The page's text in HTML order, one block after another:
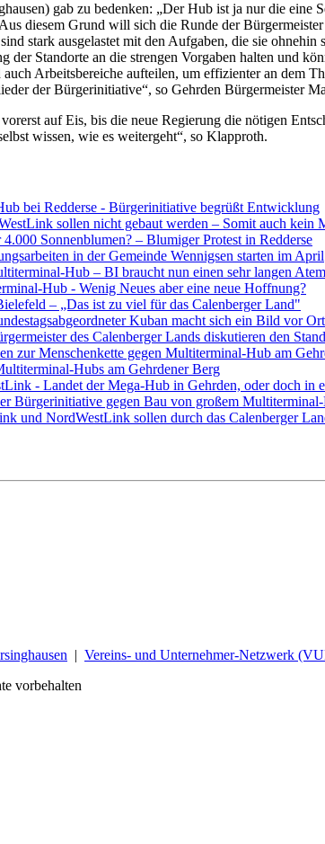
gab zu bedenken: „Der Hub ist ja nur die
diesem Grund will sich die Runde der
stark ausgelastet mit den Aufgaben, die sie
der Standorte an die strengen Vorgaben halten und
auch Arbeitsbereiche aufteilen, um effizienter an dem
der Bürgerinitiative“, so Gehrden Bürgermeister
auf Eis, bis die neue Regierung die nötigen
wissen, wie es weitergeht“, so Klapproth.
bei Redderse - Bürgerinitiative begrüßt Entwicklung
sollen nicht gebaut werden – Somit auch kein
Sonnenblumen? – Blumiger Protest in Redderse
in der Gemeinde Wennigsen starten im April
Hub – BI braucht nun einen sehr langen Atem
Hub - Wenig Neues aber eine neue Hoffnung?
– „Das ist zu viel für das Calenberger Land"
Kuban macht sich ein Bild vor Ort
des Calenberger Lands diskutieren den
zur Menschenkette gegen Multiterminal-Hub am
Hubs am Gehrdener Berg
- Landet der Mega-Hub in Gehrden, oder doch in
Bürgerinitiative gegen Bau von großem
und NordWestLink sollen durch das Calenberger
| Vereins- und Unternehmer-Netzwerk
vorbehalten